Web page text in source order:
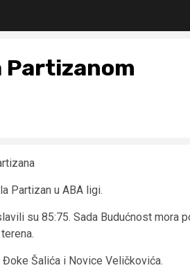
Partizanom
Partizan u ABA ligi.
su 85:75. Sada Budućnost mora
Šalića i Novice Veličkovića.